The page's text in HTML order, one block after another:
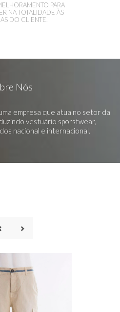
PARA
NA TOTALIDADE ÀS
DO CLIENTE.
Nós
empresa que atua no setor da
vestuário sporstwear,
nacional e internacional.